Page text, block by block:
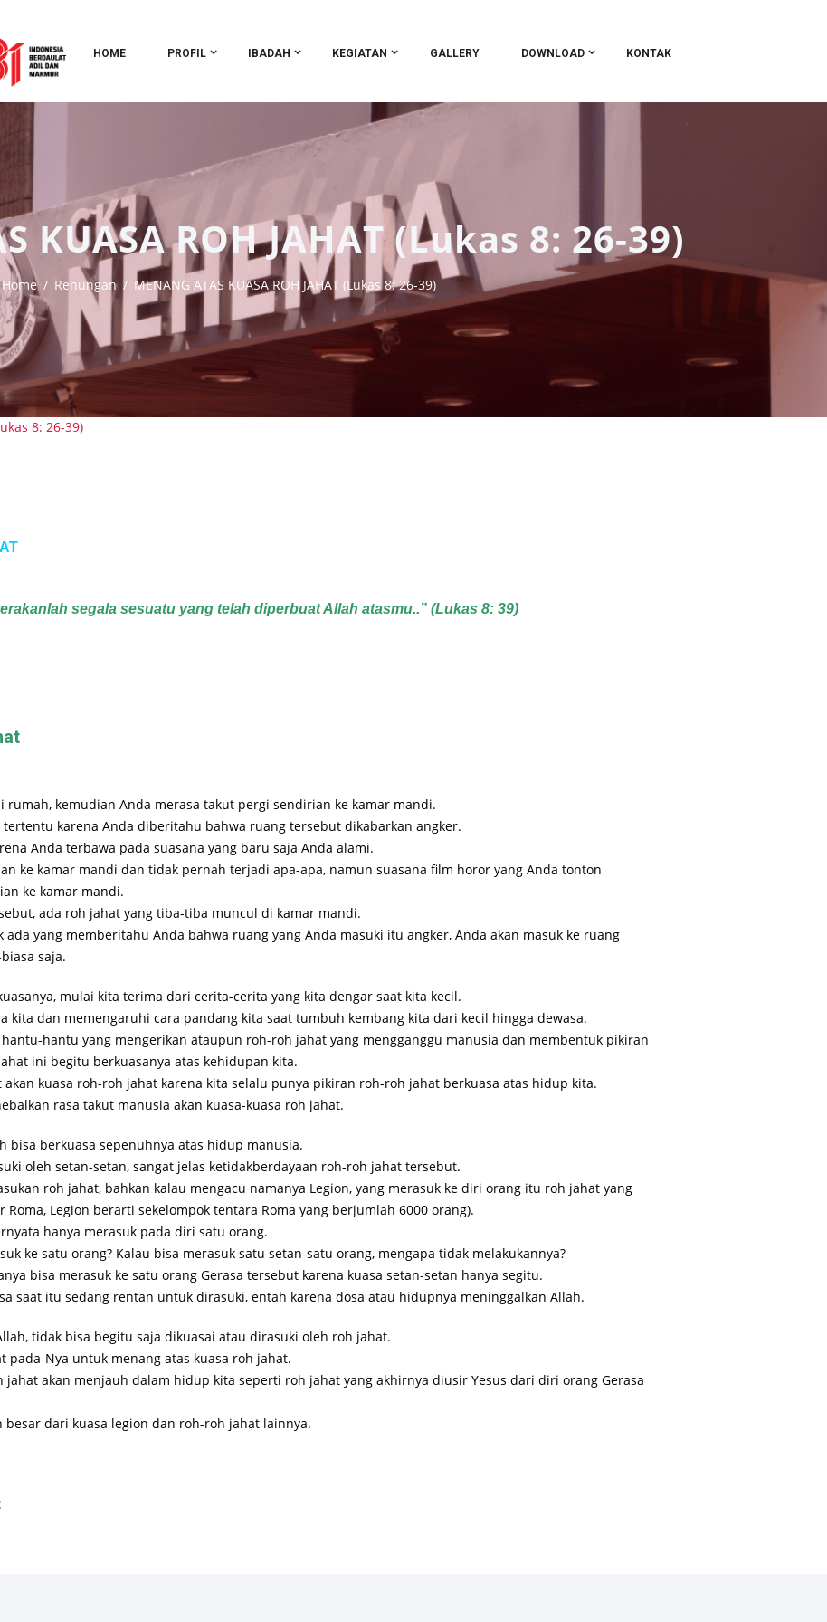
HOME PROFIL IBADAH KEGIATAN GALLERY DOWNLOAD KONTAK
KUASA ROH JAHAT (Lukas 8: 26-39)
Home Renungan MENANG ATAS KUASA ROH JAHAT (Lukas 8: 26-39)
segala sesuatu yang telah diperbuat Allah atasmu..” (Lukas 8: 39)
kemudian Anda merasa takut pergi sendirian ke kamar mandi.
karena Anda diberitahu bahwa ruang tersebut dikabarkan angker.
Anda terbawa pada suasana yang baru saja Anda alami.
ke kamar mandi dan tidak pernah terjadi apa-apa, namun suasana film horor yang Anda tonton
ke kamar mandi.
ada roh jahat yang tiba-tiba muncul di kamar mandi.
yang memberitahu Anda bahwa ruang yang Anda masuki itu angker, Anda akan masuk ke ruang
saja.
mulai kita terima dari cerita-cerita yang kita dengar saat kita kecil.
kita dan memengaruhi cara pandang kita saat tumbuh kembang kita dari kecil hingga dewasa.
hantu yang mengerikan ataupun roh-roh jahat yang mengganggu manusia dan membentuk pikiran
ini begitu berkuasanya atas kehidupan kita.
kuasa roh-roh jahat karena kita selalu punya pikiran roh-roh jahat berkuasa atas hidup kita.
rasa takut manusia akan kuasa-kuasa roh jahat.
bisa berkuasa sepenuhnya atas hidup manusia.
oleh setan-setan, sangat jelas ketidakberdayaan roh-roh jahat tersebut.
roh jahat, bahkan kalau mengacu namanya Legion, yang merasuk ke diri orang itu roh jahat yang
Legion berarti sekelompok tentara Roma yang berjumlah 6000 orang).
hanya merasuk pada diri satu orang.
ke satu orang? Kalau bisa merasuk satu setan-satu orang, mengapa tidak melakukannya?
bisa merasuk ke satu orang Gerasa tersebut karena kuasa setan-setan hanya segitu.
saat itu sedang rentan untuk dirasuki, entah karena dosa atau hidupnya meninggalkan Allah.
tidak bisa begitu saja dikuasai atau dirasuki oleh roh jahat.
pada-Nya untuk menang atas kuasa roh jahat.
jahat akan menjauh dalam hidup kita seperti roh jahat yang akhirnya diusir Yesus dari diri orang Gerasa
besar dari kuasa legion dan roh-roh jahat lainnya.